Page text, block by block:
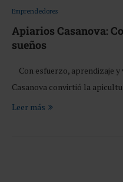
Emprendedores
Apiarios Casanova:
sueños
Con esfuerzo, aprendizaje
Casanova convirtió la
Leer más